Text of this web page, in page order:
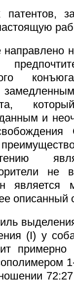
патентов,
и
не
является
описанный
(I) у
примерно